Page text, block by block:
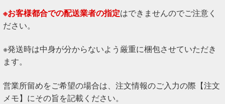
※お客様都合での配送業者の指定はできませんのでご注意く
ださい。
※発送時は中身が分からないよう厳重に梱包させていただき
ます。
営業所留めをご希望の場合は、注文情報のご入力の際【注文
メモ】にその旨を記載ください。